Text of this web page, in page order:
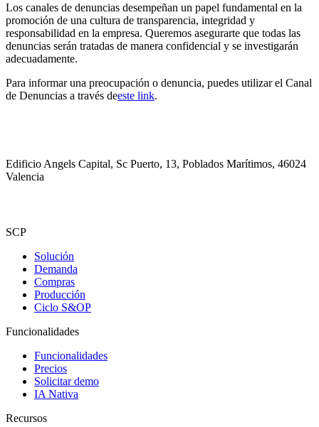
Los canales de denuncias desempeñan un papel fundamental en la
promoción de una cultura de transparencia, integridad y
responsabilidad en la empresa. Queremos asegurarte que todas las
denuncias serán tratadas de manera confidencial y se investigarán
adecuadamente.
Para informar una preocupación o denuncia, puedes utilizar el Canal
de Denuncias a través deeste link.
Edificio Angels Capital, Sc Puerto, 13, Poblados Marítimos, 46024
Valencia
SCP
Solución
Demanda
Compras
Producción
Ciclo S&OP
Funcionalidades
Funcionalidades
Precios
Solicitar demo
IA Nativa
Recursos